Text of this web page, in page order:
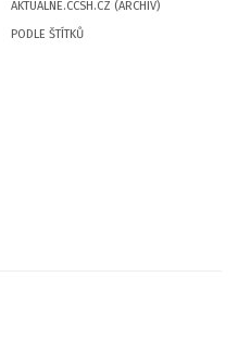
AKTUALNE.CCSH.CZ (ARCHIV)
PODLE ŠTÍTKŮ